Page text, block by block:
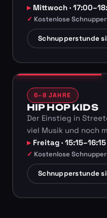
Mittwoch ·
Kostenlose
Schnupperstunde
6–8 JAHRE
HIP HOP KIDS
Der Einstieg in
viel Musik und noch
Freitag ·
Kostenlose
Schnupperstunde